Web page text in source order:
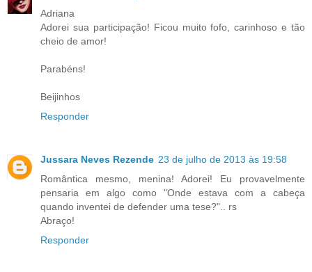
Adriana
Adorei sua participação! Ficou muito fofo, carinhoso e tão
cheio de amor!
Parabéns!
Beijinhos
Responder
Jussara Neves Rezende 23 de julho de 2013 às 19:58
Romântica mesmo, menina! Adorei! Eu provavelmente
pensaria em algo como "Onde estava com a cabeça
quando inventei de defender uma tese?".. rs
Abraço!
Responder